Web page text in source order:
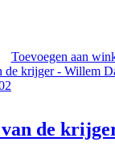
Toevoegen aan
van de